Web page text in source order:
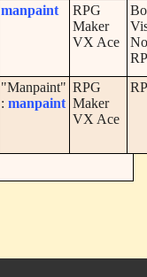
manpaint
RPG
Maker
VX Ace
"Manpaint"
: manpaint
RPG
Maker
VX Ace